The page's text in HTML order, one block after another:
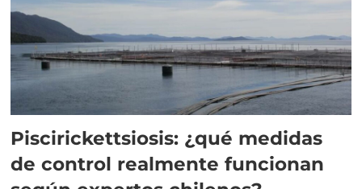
Piscirickettsiosis: ¿qué medidas
de control realmente funcionan